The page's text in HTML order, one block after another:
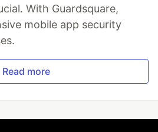
With Guardsquare,
mobile app security
Read more